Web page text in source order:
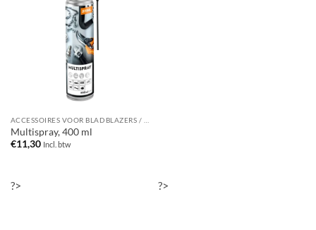
Multispray, 400 ml
€11,30 Incl. btw
?> ?>